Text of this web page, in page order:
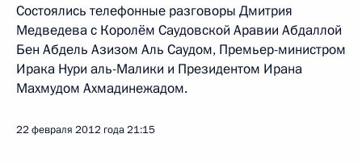
Состоялись телефонные разговоры Дмитрия
Медведева с Королём Саудовской Аравии Абдаллой
Бен Абдель Азизом Аль Саудом, Премьер-министром
Ирака Нури аль-Малики и Президентом Ирана
Махмудом Ахмадинежадом.
22 февраля 2012 года21:15